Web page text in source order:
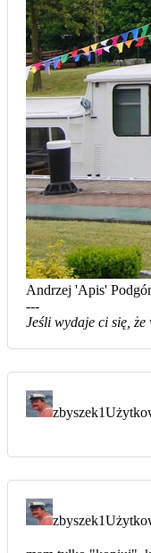
Andrzej 'Apis'
---
Jeśli wydaje ci się, że
zbyszek1
zbyszek1